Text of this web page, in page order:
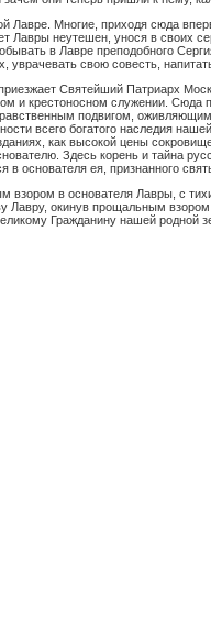
Лавре. Многие, приходя сюда
Лавры неутешен, унося в своих
в Лавре преподобного
уврачевать свою совесть,
Святейший Патриарх
и крестоносном служении.
подвигом,
всего богатого наследия
как высокой цены
Здесь корень и тайна
основателя ея, признанного
в основателя Лавры, с
Лавру, окинув прощальным
Гражданину нашей родной